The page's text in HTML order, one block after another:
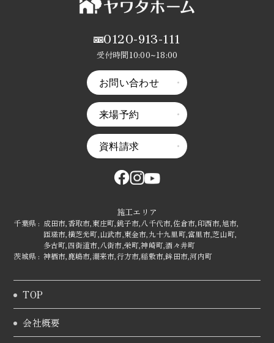
0120-913-111
受付時間10:00~18:00
お問い合わせ
来場予約
資料請求
施工エリア
千葉県 : 成田市,香取市,東庄町,銚子市,八千代市,佐倉市,印西市,旭市,
匝瑳市,横芝光町,山武市,東金市,九十九里町,富里市,芝山町,
多古町,四街道市,八街市,栄町,神崎町,酒々井町
茨城県 : 神栖市,鹿嶋市,潮来市,行方市,稲敷市,鉾田市,河内町
TOP
会社概要